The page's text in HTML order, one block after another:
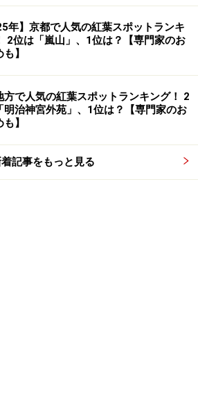
年】京都で人気の紅葉スポットランキ
2位は「嵐山」、1位は？【専門家のお
】
方で人気の紅葉スポットランキング！ 2
明治神宮外苑」、1位は？【専門家のお
】
記事をもっと見る